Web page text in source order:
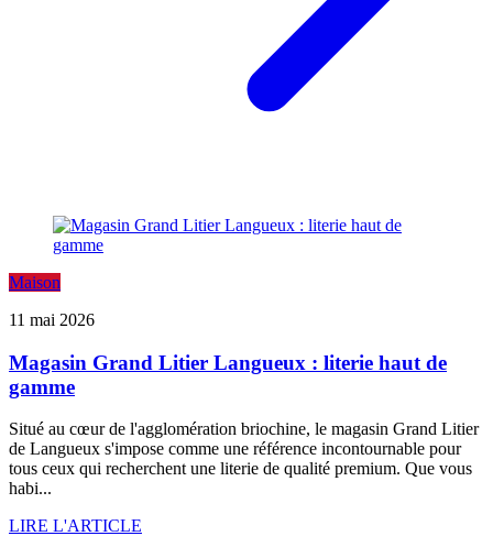
Maison
11 mai 2026
Magasin Grand Litier Langueux : literie haut de
gamme
Situé au cœur de l'agglomération briochine, le magasin Grand Litier
de Langueux s'impose comme une référence incontournable pour
tous ceux qui recherchent une literie de qualité premium. Que vous
habi...
LIRE L'ARTICLE